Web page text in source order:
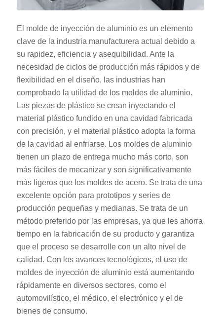
El molde de inyección de aluminio es un elemento
clave de la industria manufacturera actual debido a
su rapidez, eficiencia y asequibilidad. Ante la
necesidad de ciclos de producción más rápidos y de
flexibilidad en el diseño, las industrias han
comprobado la utilidad de los moldes de aluminio.
Las piezas de plástico se crean inyectando el
material plástico fundido en una cavidad fabricada
con precisión, y el material plástico adopta la forma
de la cavidad al enfriarse. Los moldes de aluminio
tienen un plazo de entrega mucho más corto, son
más fáciles de mecanizar y son significativamente
más ligeros que los moldes de acero. Se trata de una
excelente opción para prototipos y series de
producción pequeñas y medianas. Se trata de un
método preferido por las empresas, ya que les ahorra
tiempo en la fabricación de su producto y garantiza
que el proceso se desarrolle con un alto nivel de
calidad. Con los avances tecnológicos, el uso de
moldes de inyección de aluminio está aumentando
rápidamente en diversos sectores, como el
automovilístico, el médico, el electrónico y el de
bienes de consumo.